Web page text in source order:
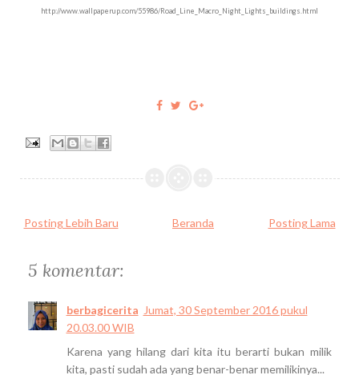
http://www.wallpaperup.com/55986/Road_Line_Macro_Night_Lights_buildings.html
Posting Lebih Baru Posting Lama
Beranda
5 komentar:
berbagicerita Jumat, 30 September 2016 pukul
20.03.00 WIB
Karena yang hilang dari kita itu berarti bukan milik
kita, pasti sudah ada yang benar-benar memilikinya...